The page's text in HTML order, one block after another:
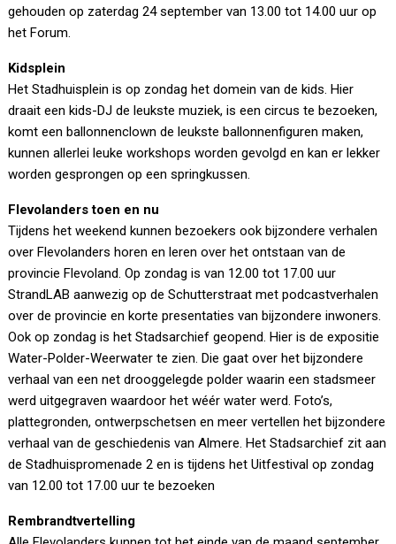
gehouden op zaterdag 24 september van 13.00 tot 14.00 uur op
het Forum.
Kidsplein
Het Stadhuisplein is op zondag het domein van de kids. Hier
draait een kids-DJ de leukste muziek, is een circus te bezoeken,
komt een ballonnenclown de leukste ballonnenfiguren maken,
kunnen allerlei leuke workshops worden gevolgd en kan er lekker
worden gesprongen op een springkussen.
Flevolanders toen en nu
Tijdens het weekend kunnen bezoekers ook bijzondere verhalen
over Flevolanders horen en leren over het ontstaan van de
provincie Flevoland. Op zondag is van 12.00 tot 17.00 uur
StrandLAB aanwezig op de Schutterstraat met podcastverhalen
over de provincie en korte presentaties van bijzondere inwoners.
Ook op zondag is het Stadsarchief geopend. Hier is de expositie
Water-Polder-Weerwater te zien. Die gaat over het bijzondere
verhaal van een net drooggelegde polder waarin een stadsmeer
werd uitgegraven waardoor het wéér water werd. Foto’s,
plattegronden, ontwerpschetsen en meer vertellen het bijzondere
verhaal van de geschiedenis van Almere. Het Stadsarchief zit aan
de Stadhuispromenade 2 en is tijdens het Uitfestival op zondag
van 12.00 tot 17.00 uur te bezoeken
Rembrandtvertelling